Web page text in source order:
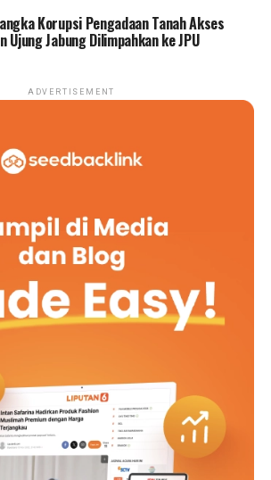
Korupsi Pengadaan Tanah Akses
Ujung Jabung Dilimpahkan ke JPU
ADVERTISEMENT